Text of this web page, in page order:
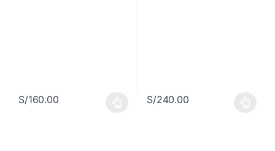
S/160.00 S/240.00